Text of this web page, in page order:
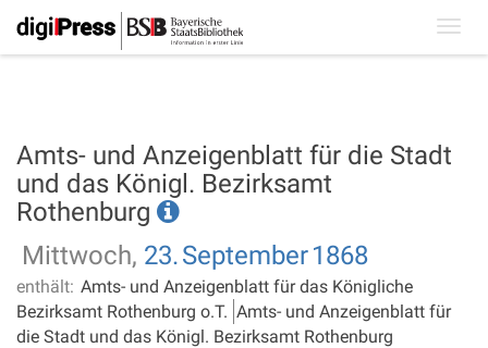
Amts- und Anzeigenblatt für die Stadt
und das Königl. Bezirksamt
Rothenburg
Mittwoch, 23.September1868
enthält: Amts- und Anzeigenblatt für das Königliche
Bezirksamt Rothenburg o.T. Amts- und Anzeigenblatt für
die Stadt und das Königl. Bezirksamt Rothenburg